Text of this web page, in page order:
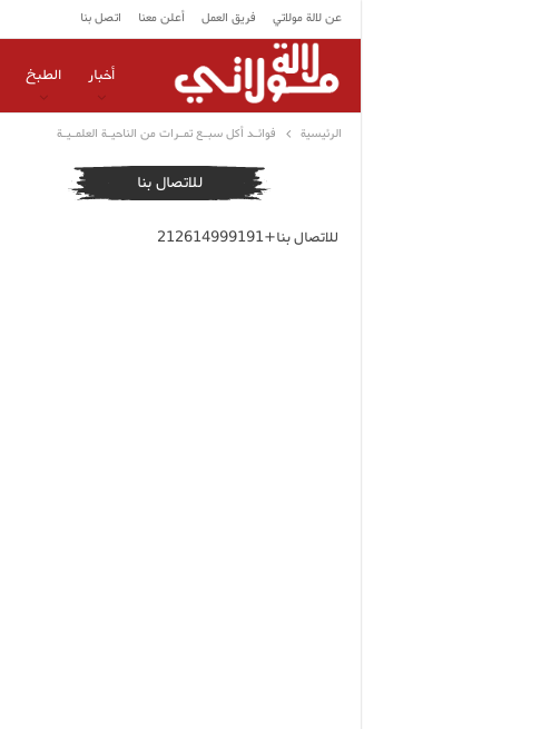
عن لالة مولاتي فريق العمل أعلن معنا اتصل بنا
أخبار الطبخ
الرئيسية فوائـد أكل سبـع تمـرات من الناحيـة العلمـيـة
للاتصال بنا
للاتصال بنا+212614999191